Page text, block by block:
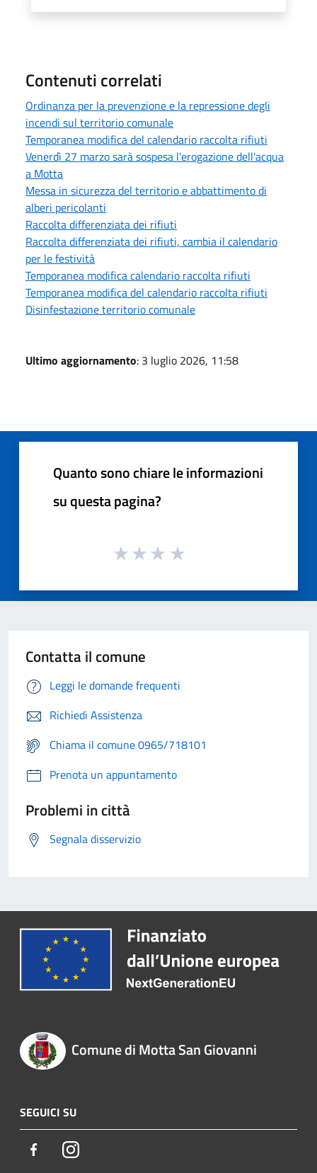
Contenuti correlati
Ordinanza per la prevenzione e la repressione degli
incendi sul territorio comunale
Temporanea modifica del calendario raccolta rifiuti
Venerdì 27 marzo sarà sospesa l'erogazione dell'acqua
a Motta
Messa in sicurezza del territorio e abbattimento di
alberi pericolanti
Raccolta differenziata dei rifiuti
Raccolta differenziata dei rifiuti, cambia il calendario
per le festività
Temporanea modifica calendario raccolta rifiuti
Temporanea modifica del calendario raccolta rifiuti
Disinfestazione territorio comunale
Ultimo aggiornamento: 3 luglio 2026, 11:58
Quanto sono chiare le informazioni
su questa pagina?
Contatta il comune
Leggi le domande frequenti
Richiedi Assistenza
Chiama il comune 0965/718101
Prenota un appuntamento
Problemi in città
Segnala disservizio
Comune di Motta San Giovanni
SEGUICI SU
FacebookInstagram